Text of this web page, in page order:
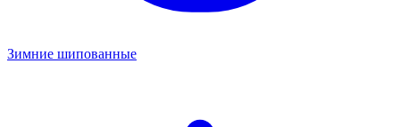
Зимние шипованные